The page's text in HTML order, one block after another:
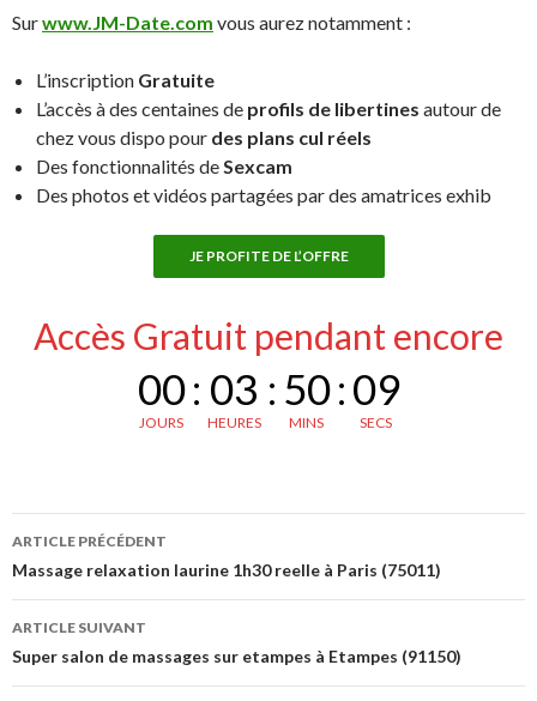
Surwww.JM-Date.com vous aurez notamment :
L’inscription Gratuite
L’accès à des centaines de profils de libertines autour de
chez vous dispo pour des plans cul réels
Des fonctionnalités deSexcam
Des photos et vidéos partagées par des amatrices exhib
JE PROFITE DE L’OFFRE
Accès Gratuit pendant encore
00
JOURS
: 03
HEURES
: 50
MINS
:08
SECS
Navigation
des
articles
ARTICLE PRÉCÉDENT
Massage relaxation laurine 1h30 reelle à Paris (75011)
ARTICLE SUIVANT
Super salon de massages sur etampes à Etampes (91150)